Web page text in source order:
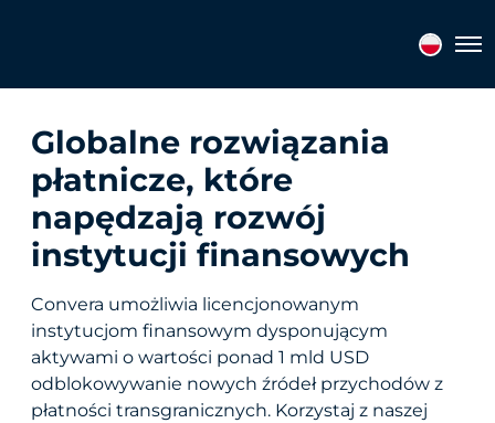
Globalne rozwiązania
płatnicze, które
napędzają rozwój
instytucji finansowych
Convera umożliwia licencjonowanym
instytucjom finansowym dysponującym
aktywami o wartości ponad 1 mld USD
odblokowywanie nowych źródeł przychodów z
płatności transgranicznych. Korzystaj z naszej